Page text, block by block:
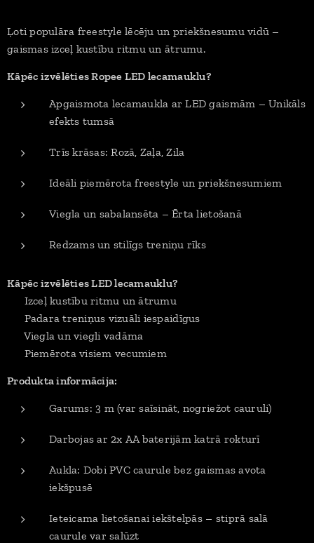
Ļoti populāra freestyle lēcēju un priekšnesumu vidū –
gaismas izceļ kustību ritmu un ātrumu.
Kāpēc izvēlēties Ropee LED lecamauklu?
Apgaismota lecamaukla ar LED gaismām – Unikāls
efekts tumsā
Trīs krāsas: Rozā, Zaļa, Zila
Ideāli piemērota freestyle un priekšnesumiem
Viegla un sabalansēta – Ērta lietošanā
Redzams un stilīgs treniņu rīks
Kāpēc izvēlēties LED lecamauklu?
✔ Izceļ kustību ritmu un ātrumu
✔ Padara treniņus vizuāli iespaidīgus
✔ Viegla un viegli vadāma
✔ Piemērota visiem vecumiem
Produkta informācija:
Garums: 3 m (var saīsināt, nogriežot cauruli)
Darbojas ar 2x AA baterijām katrā rokturī
Aukla: Dobi PVC caurule bez gaismas avota
iekšpusē
Ieteicama lietošanai iekštelpās – stiprā salā
caurule var salūzt